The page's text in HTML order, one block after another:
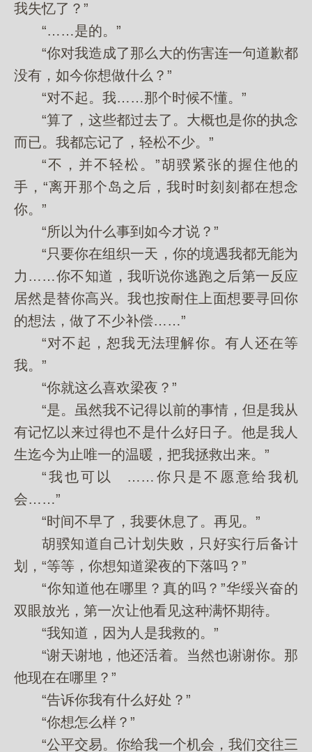
我失忆了？”
“……是的。”
“你对我造成了那么大的伤害连一句道歉都
没有，如今你想做什么？”
“对不起。我……那个时候不懂。”
“算了，这些都过去了。大概也是你的执念
而已。我都忘记了，轻松不少。”
“不，并不轻松。”胡骙紧张的握住他的
手，“离开那个岛之后，我时时刻刻都在想念
你。”
“所以为什么事到如今才说？”
“只要你在组织一天，你的境遇我都无能为
力……你不知道，我听说你逃跑之后第一反应
居然是替你高兴。我也按耐住上面想要寻回你
的想法，做了不少补偿……”
“对不起，恕我无法理解你。有人还在等
我。”
“你就这么喜欢梁夜？”
“是。虽然我不记得以前的事情，但是我从
有记忆以来过得也不是什么好日子。他是我人
生迄今为止唯一的温暖，把我拯救出来。”
“我也可以 ……你只是不愿意给我机
会……”
“时间不早了，我要休息了。再见。”
胡骙知道自己计划失败，只好实行后备计
划，“等等，你想知道梁夜的下落吗？”
“你知道他在哪里？真的吗？”华绥兴奋的
双眼放光，第一次让他看见这种满怀期待。
“我知道，因为人是我救的。”
“谢天谢地，他还活着。当然也谢谢你。那
他现在在哪里？”
“告诉你我有什么好处？”
“你想怎么样？”
“公平交易。你给我一个机会，我们交往三